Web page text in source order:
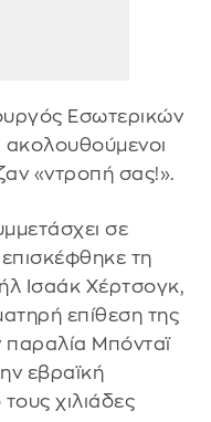
Εσωτερικών
«ντροπή σας!».
σε
τη
Ισαάκ Χέρτσογκ,
επίθεση της
παραλία Μπόνταϊ
εβραϊκή
χιλιάδες